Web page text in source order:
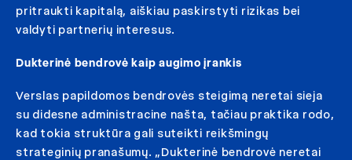
pritraukti kapitalą, aiškiau paskirstyti rizikas bei
valdyti partnerių interesus.
Dukterinė bendrovė kaip augimo įrankis
Verslas papildomos bendrovės steigimą neretai sieja
su didesne administracine našta, tačiau praktika rodo,
kad tokia struktūra gali suteikti reikšmingų
strateginių pranašumų. „Dukterinė bendrovė neretai